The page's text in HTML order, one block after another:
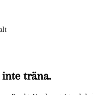
träna.